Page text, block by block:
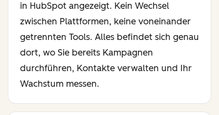
in HubSpot angezeigt. Kein Wechsel
zwischen Plattformen, keine voneinander
getrennten Tools. Alles befindet sich genau
dort, wo Sie bereits Kampagnen
durchführen, Kontakte verwalten und Ihr
Wachstum messen.